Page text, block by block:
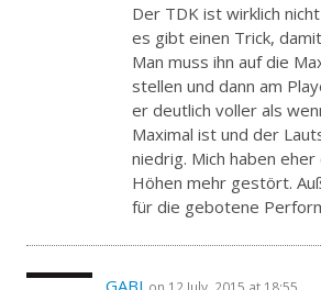
Der TDK ist wirklich
es gibt einen Trick,
Man muss ihn auf die
stellen und dann am
er deutlich voller als
Maximal ist und der
niedrig. Mich haben
Höhen mehr gestört.
für die gebotene
GABI